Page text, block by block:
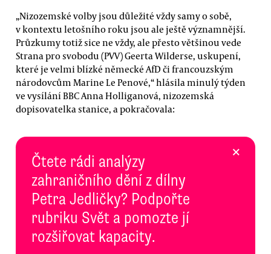
„Nizozemské volby jsou důležité vždy samy o sobě,
v kontextu letošního roku jsou ale ještě významnější.
Průzkumy totiž sice ne vždy, ale přesto většinou vede
Strana pro svobodu (PVV) Geerta Wilderse, uskupení,
které je velmi blízké německé AfD či francouzským
národovcům Marine Le Penové,“ hlásila minulý týden
ve vysílání BBC Anna Holliganová, nizozemská
dopisovatelka stanice, a pokračovala:
Čtete rádi analýzy
zahraničního dění z dílny
Petra Jedličky? Podpořte
rubriku Svět a pomozte jí
rozšiřovat kapacity.
×